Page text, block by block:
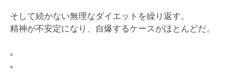
そして続かない無理なダイエットを繰り返す。
精神が不安定になり、自爆するケースがほとんどだ。
▫️
▫️